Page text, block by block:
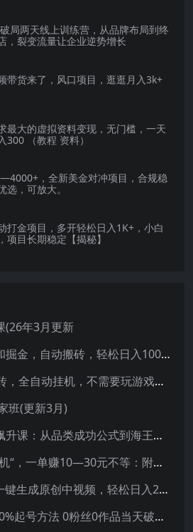
局两天线上训练营，从品牌布局到终
，裂变流量让企业逆势增长
带货来了，风口项目，逛逛月入3k+
最大的虚拟资料变现，无门槛，一天
300 （教程 资料）
，全新美金对冲项目，合规稳
选，可放大。
打金项目，多开轻松日入1K+，小白
项目长期稳定【揭秘】
(26年3月更新
最新快手磁力万和掘金，自动搬砖，轻松日入100-200，操作简单
25年最新游戏搬砖，全自动挂机，不需要玩游戏，单手机操作日入300+
班(更新3月)
亚马逊卖家利润飙升课：从品类成功公式到海王打法，让每个SKU都成爆款一路飙升(更新26年3月
帮别人安装“纸飞机“，一单赚10—30元不等：附：免费节点
免费无限制，AI一键生成原创中视频，轻松日入2000+，超简单，可矩阵，…
2024抖音直播100%起号方法 0粉丝0作品当天破千人在线 多种变现方式